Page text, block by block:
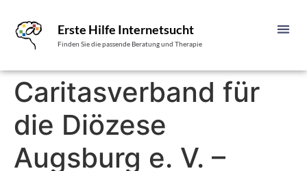
Erste Hilfe Internetsucht
Finden Sie die passende Beratung und Therapie
Caritasverband für
die Diözese
Augsburg e. V. –